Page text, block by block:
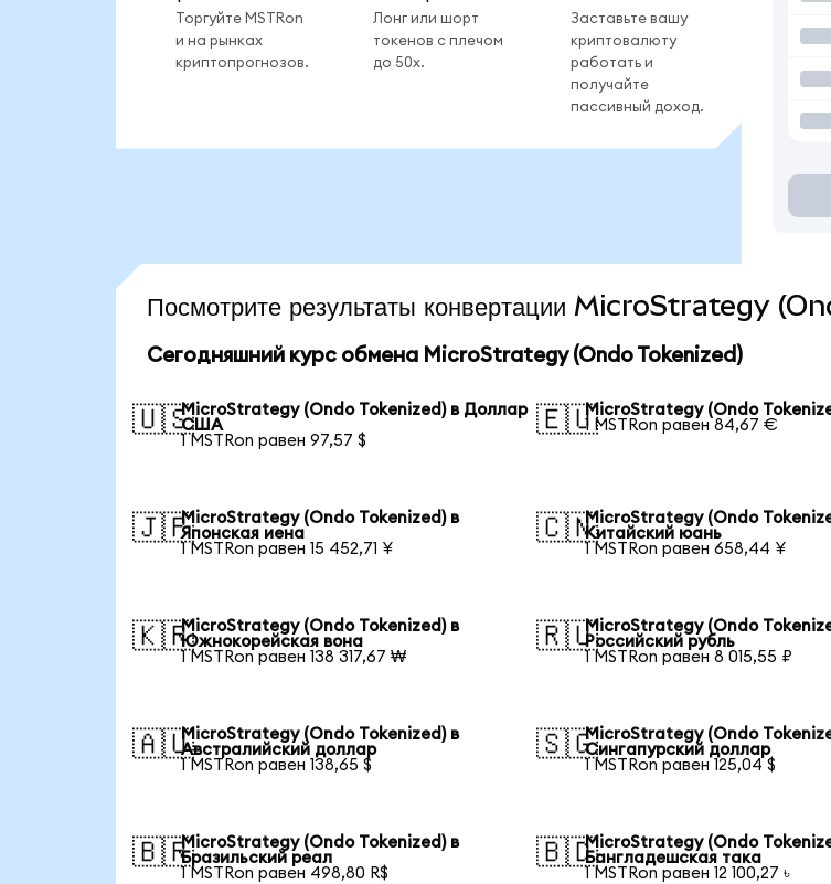
Торгуйте MSTRon
и на рынках
криптопрогнозов.
Лонг или шорт
токенов с плечом
до 50x.
Заставьте вашу
криптовалюту
работать и
получайте
пассивный доход.
Посмотрите результаты конвертации MicroStrategy
Сегодняшний курс обмена MicroStrategy (Ondo Tokenized)
🇺🇸MicroStrategy (Ondo Tokenized) в Доллар
США
1 MSTRon равен 97,57 $
🇪🇺MicroStrategy (Ondo
1 MSTRon равен 84,67 €
🇯🇵MicroStrategy (Ondo Tokenized) в
Японская иена
1 MSTRon равен 15 452,71 ¥
🇨🇳MicroStrategy (Ondo
Китайский юань
1 MSTRon равен 658,44 ¥
🇰🇷MicroStrategy (Ondo Tokenized) в
Южнокорейская вона
1 MSTRon равен 138 317,67 ₩
🇷🇺MicroStrategy (Ondo
Российский рубль
1 MSTRon равен 8 015,55 ₽
🇦🇺MicroStrategy (Ondo Tokenized) в
Австралийский доллар
1 MSTRon равен 138,65 $
🇸🇬MicroStrategy (Ondo
Сингапурский доллар
1 MSTRon равен 125,04 $
🇧🇷MicroStrategy (Ondo Tokenized) в
Бразильский реал
1 MSTRon равен 498,80 R$
🇧🇩MicroStrategy (Ondo
Бангладешская така
1 MSTRon равен 12 100,27 ৳